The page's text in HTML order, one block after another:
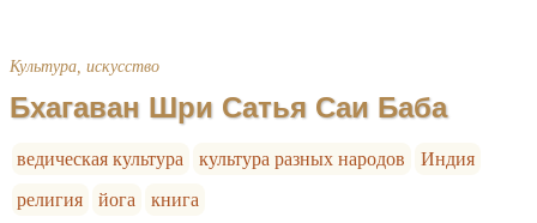
Культура, искусство
Бхагаван Шри Сатья Саи Баба
ведическая культура культура разных народов
Индия
религия
йога книга